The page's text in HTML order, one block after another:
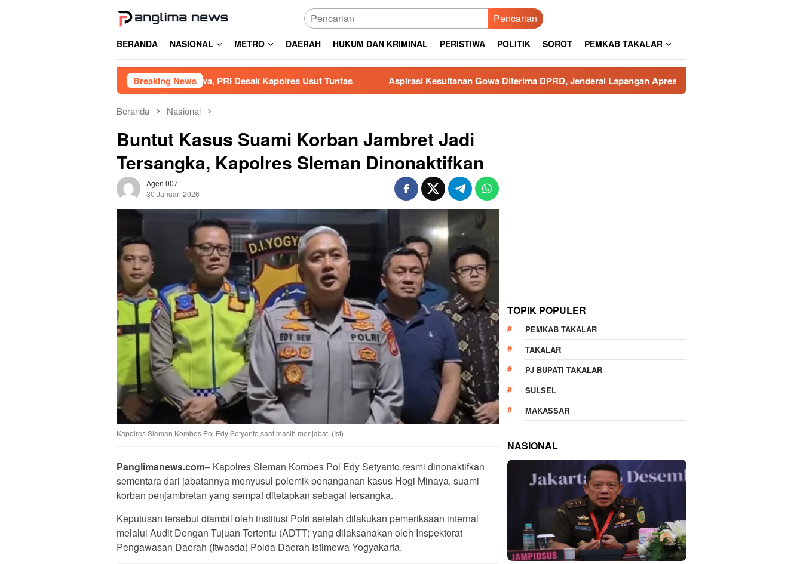
Pencarian
BERANDA NASIONAL METRO DAERAH HUKUM DAN KRIMINAL PERISTIWA POLITIK SOROT PEMKAB TAKALAR
Breaking News
Akibat Tambang Siluman di Gowa, PRI Desak Kapolres Usut Tuntas Aspirasi Kesultanan Gowa Diterima DPRD, Jenderal Lapangan Apresiasi Pengamanan Polresta Gowa
Beranda Nasional
Buntut Kasus Suami Korban Jambret Jadi
Tersangka, Kapolres Sleman Dinonaktifkan
Agen 007
30 Januari 2026
Kapolres Sleman Kombes Pol Edy Setyanto saat masih menjabat. (Ist)
Panglimanews.com– Kapolres Sleman Kombes Pol Edy Setyanto resmi dinonaktifkan
sementara dari jabatannya menyusul polemik penanganan kasus Hogi Minaya, suami
korban penjambretan yang sempat ditetapkan sebagai tersangka.
Keputusan tersebut diambil oleh institusi Polri setelah dilakukan pemeriksaan internal
melalui Audit Dengan Tujuan Tertentu (ADTT) yang dilaksanakan oleh Inspektorat
Pengawasan Daerah (Itwasda) Polda Daerah Istimewa Yogyakarta.
TOPIK POPULER
PEMKAB TAKALAR
TAKALAR
PJ BUPATI TAKALAR
SULSEL
MAKASSAR
NASIONAL